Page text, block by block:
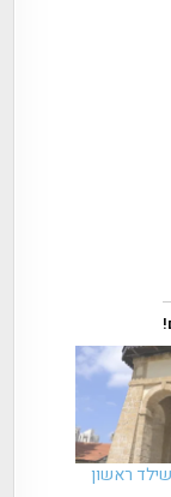
ראשון